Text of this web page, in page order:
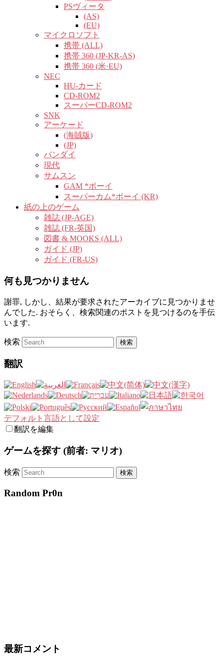
PSヴィータ
(AS)
(EU)
マイクロソフト
携帯 (ALL)
携帯 360 (JP-KR-AS)
携帯 360 (米·EU)
NEC
HU-カード
CD-ROM2
スーパーCD-ROM2
SNK
アーケード
(海賊版)
(JP)
バンダイ
現代
サムスン
GAM *ボーイ
スーパーカム*ボーイ (KR)
紙の上のゲーム
雑誌 (JP-AGE)
雑誌 (FR-英国)
図書 & MOOKS (ALL)
ガイド (JP)
ガイド (FR-US)
何も見つかりません
謝罪, しかし、結果が要求されたアーカイブに見つかりませ
んでした. おそらく、検索関連のポストを見つけるのを手伝
います.
検索
翻訳
デフォルト言語として設定
翻訳を編集
ゲームを探す (前者: マリオ)
検索
Random Pr0n
最新コメント